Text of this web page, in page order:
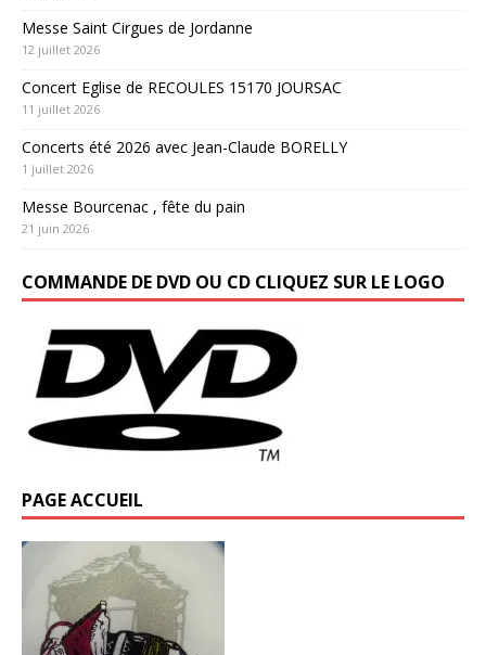
Messe Saint Cirgues de Jordanne
12 juillet 2026
Concert Eglise de RECOULES 15170 JOURSAC
11 juillet 2026
Concerts été 2026 avec Jean-Claude BORELLY
1 juillet 2026
Messe Bourcenac , fête du pain
21 juin 2026
COMMANDE DE DVD OU CD CLIQUEZ SUR LE LOGO
PAGE ACCUEIL